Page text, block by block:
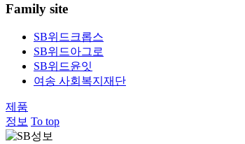
Family site
SB위드크롭스
SB위드아그로
SB위드윤잇
여송 사회복지재단
제품
정보 To top